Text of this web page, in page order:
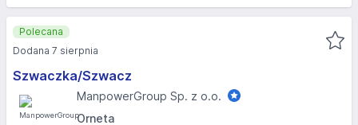
Szwaczka/Szwacz
ManpowerGroup Sp. z o.o.
Orneta
Polecana
Dodana 7 sierpnia